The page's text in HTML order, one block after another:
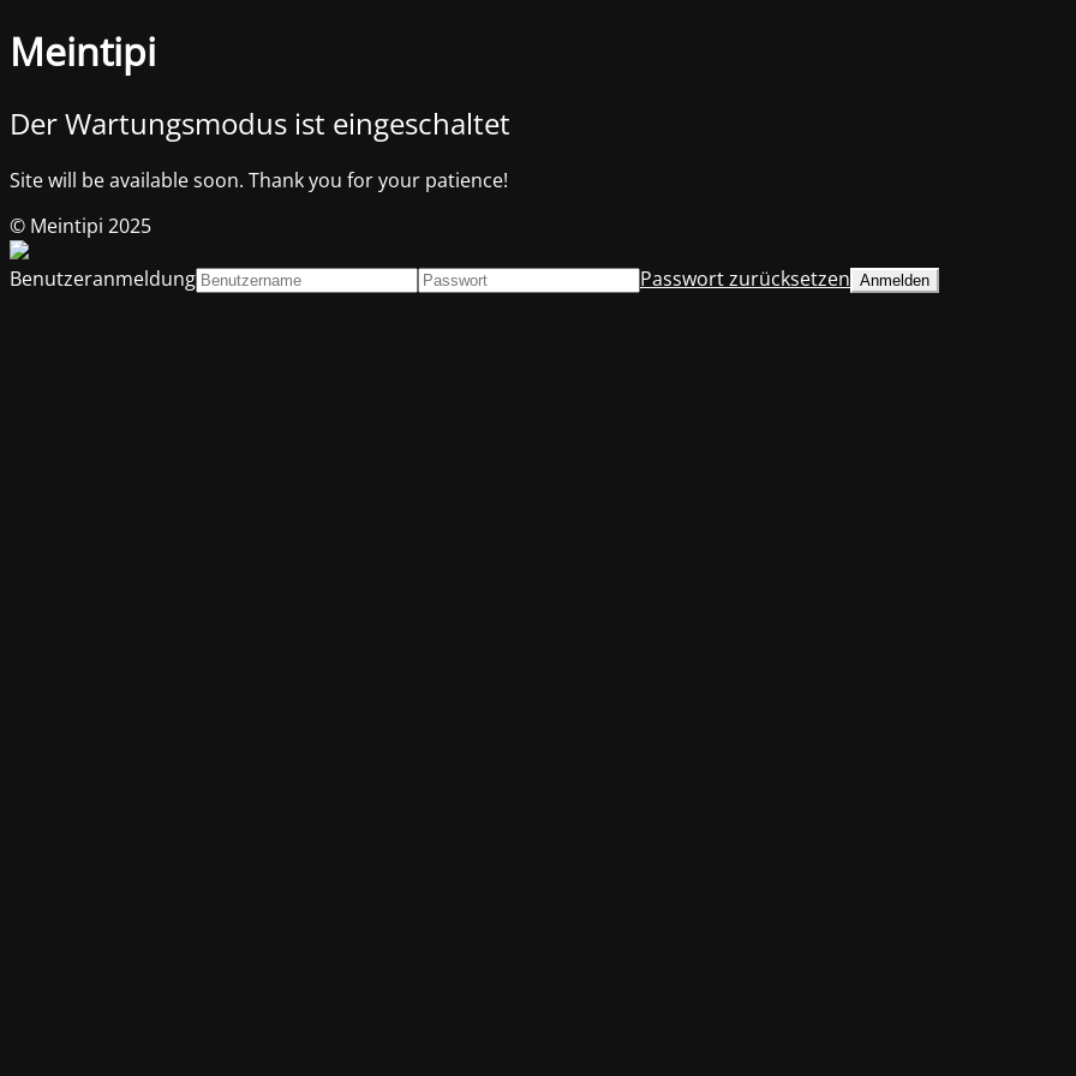
Meintipi
Der Wartungsmodus ist eingeschaltet
Site will be available soon. Thank you for your patience!
© Meintipi 2025
Benutzeranmeldung
Passwort zurücksetzen